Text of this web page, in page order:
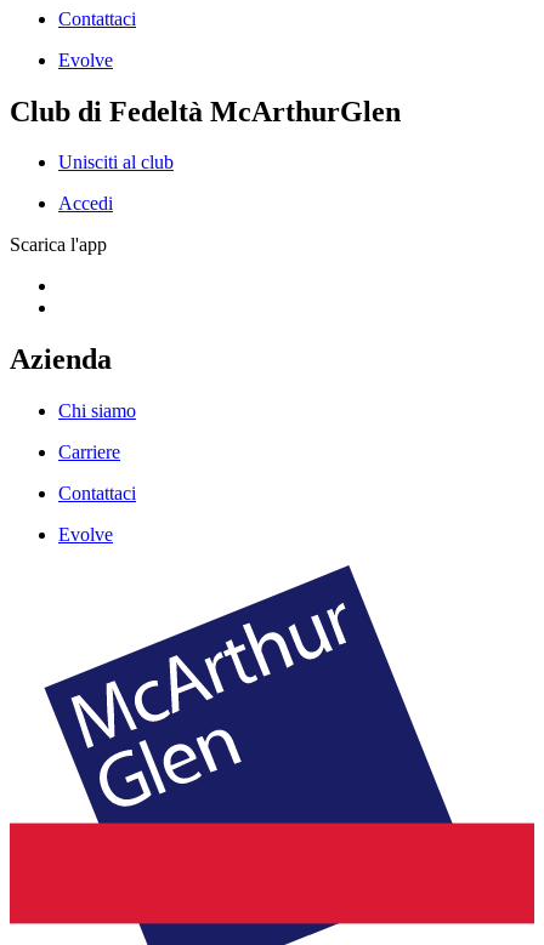
Contattaci
Evolve
Club di Fedeltà McArthurGlen
Unisciti al club
Accedi
Scarica l'app
Azienda
Chi siamo
Carriere
Contattaci
Evolve